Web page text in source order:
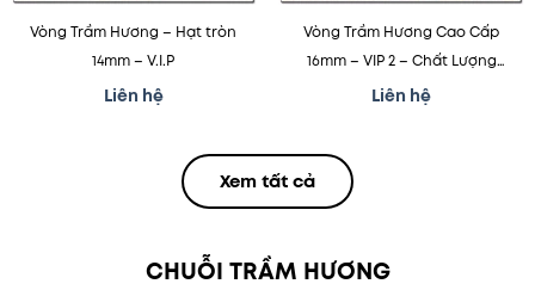
Vòng Trầm Hương – Hạt tròn
14mm – V.I.P
Liên hệ
Vòng Trầm Hương Cao Cấp
16mm – VIP 2 – Chất Lượng
Hoàng Gia của Trầm Hương
Liên hệ
Xem tất cả
CHUỖI TRẦM HƯƠNG